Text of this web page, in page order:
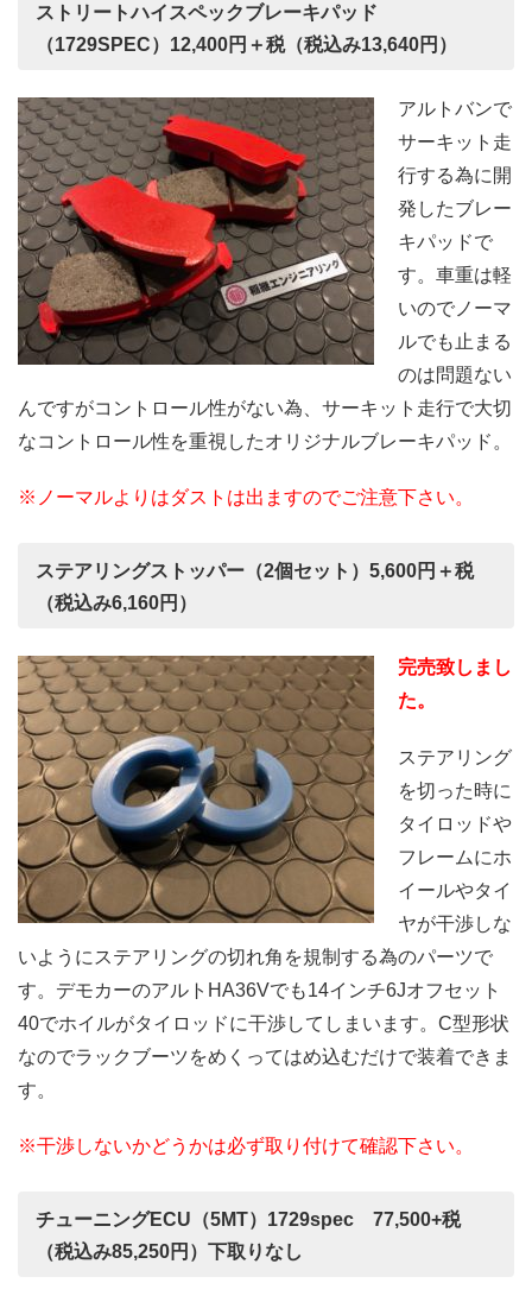
ストリートハイスペックブレーキパッド
（1729SPEC）12,400円＋税（税込み13,640円）
アルトバンで
サーキット走
行する為に開
発したブレー
キパッドで
す。車重は軽
いのでノーマ
ルでも止まる
のは問題ない
んですがコントロール性がない為、サーキット走行で大切
なコントロール性を重視したオリジナルブレーキパッド。
※ノーマルよりはダストは出ますのでご注意下さい。
ステアリングストッパー（2個セット）5,600円＋税
（税込み6,160円）
完売致しまし
た。
ステアリング
を切った時に
タイロッドや
フレームにホ
イールやタイ
ヤが干渉しな
いようにステアリングの切れ角を規制する為のパーツで
す。デモカーのアルトHA36Vでも14インチ6Jオフセット
40でホイルがタイロッドに干渉してしまいます。C型形状
なのでラックブーツをめくってはめ込むだけで装着できま
す。
※干渉しないかどうかは必ず取り付けて確認下さい。
チューニングECU（5MT）1729spec 77,500+税
（税込み85,250円）下取りなし